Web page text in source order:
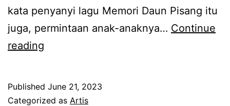
kata penyanyi lagu Memori Daun Pisang itu
juga, permintaan anak-anaknya… Continue
reading
r
Published June 21, 2023
Categorized as Artis